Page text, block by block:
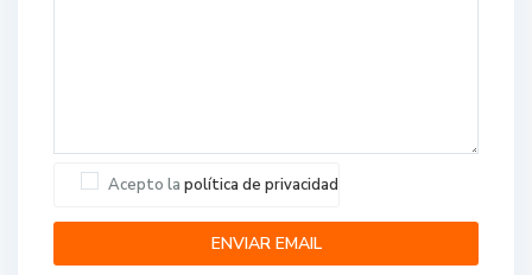
Acepto la política de privacidad